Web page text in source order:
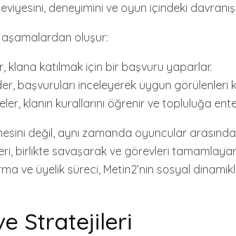
deneyimini ve oyun içindeki
oluşur:
klana katılmak için bir başvuru yaparlar.
başvuruları inceleyerek uygun görülenleri
klanın kurallarını öğrenir ve topluluğa
değil, aynı zamanda oyuncular
birlikte savaşarak ve görevleri
ve üyelik süreci, Metin2’nin sosyal
Stratejileri